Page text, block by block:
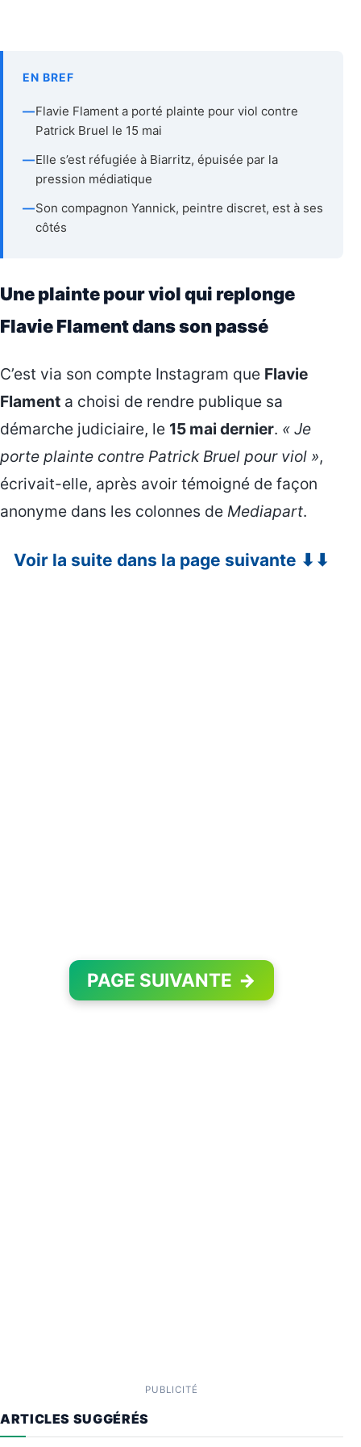
EN BREF
—Flavie Flament a porté plainte pour viol contre
Patrick Bruel le 15 mai
—Elle s’est réfugiée à Biarritz, épuisée par la
pression médiatique
—Son compagnon Yannick, peintre discret, est à ses
côtés
Une plainte pour viol qui replonge
Flavie Flament dans son passé
C’est via son compte Instagram que Flavie
Flament a choisi de rendre publique sa
démarche judiciaire, le 15 mai dernier. « Je
porte plainte contre Patrick Bruel pour viol »,
écrivait-elle, après avoir témoigné de façon
anonyme dans les colonnes de Mediapart.
Voir la suite dans la page suivante ⬇⬇
PAGE SUIVANTE →
PUBLICITÉ
ARTICLES SUGGÉRÉS